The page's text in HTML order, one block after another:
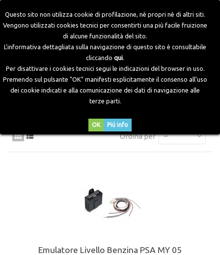
Questo sito non utilizza cookie di profilazione, nè propri nè di altri siti.
Vengono utilizzati cookies tecnici per consentirti una più facile fruizione
di alcune funzionalità del sito.
L'informativa dettagliata sulla navigazione di questo sito è consultabile
cliccando qui.
Per disattivare i cookies tecnici segui le indicazioni del browser in uso.
Premendo sul pulsante "OK" manifesti esplicitamente il consenso all'uso
dei cookie indicati e alla comunicazione dei dati di navigazione alle
terze parti.
OK Piú info
Componenti Elettronici Emulatori
Emulatori
Livello Benzina
EMULATORI LIVELLO BENZINA
Ordina per --
Emulatore Livello Benzina PSA MY 05